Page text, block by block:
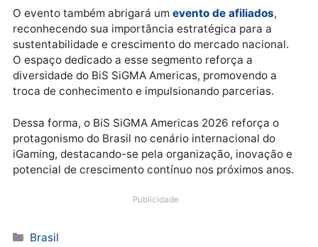
Entre os destaques está a participação da
de Apostas– ABRAJOGO, que levará ao público
discussões relevantes sobre regulamentação e
melhores práticas. Essa aproximação entre
representantes de entidades, operadores e o setor
público fortalece a regulação e garante o
Brasil.
O evento também abrigará um evento de afiliados
reconhecendo sua importância estratégica para a
sustentabilidade e crescimento do mercado
diversidade do BiS SiGMA Americas, promovendo a